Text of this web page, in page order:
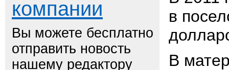
компании
Вы можете бесплатно
отправить новость
нашему редактору
в
В